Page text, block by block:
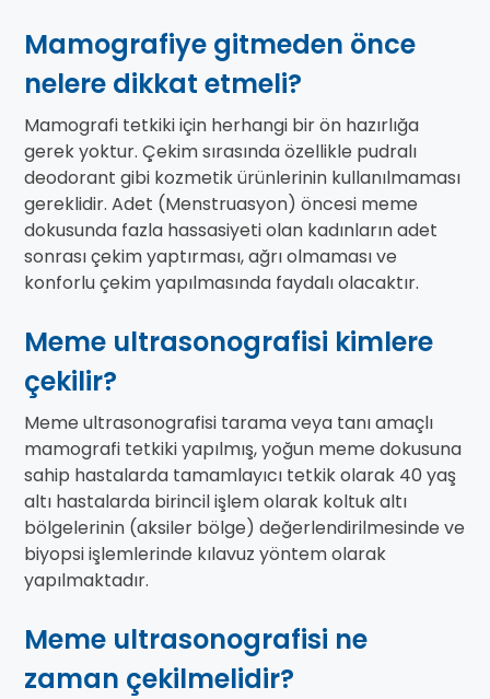
Mamografiye gitmeden önce
nelere dikkat etmeli?
Mamografi tetkiki için herhangi bir ön hazırlığa
gerek yoktur. Çekim sırasında özellikle pudralı
deodorant gibi kozmetik ürünlerinin kullanılmaması
gereklidir. Adet (Menstruasyon) öncesi meme
dokusunda fazla hassasiyeti olan kadınların adet
sonrası çekim yaptırması, ağrı olmaması ve
konforlu çekim yapılmasında faydalı olacaktır.
Meme ultrasonografisi kimlere
çekilir?
Meme ultrasonografisi tarama veya tanı amaçlı
mamografi tetkiki yapılmış, yoğun meme dokusuna
sahip hastalarda tamamlayıcı tetkik olarak 40 yaş
altı hastalarda birincil işlem olarak koltuk altı
bölgelerinin (aksiler bölge) değerlendirilmesinde ve
biyopsi işlemlerinde kılavuz yöntem olarak
yapılmaktadır.
Meme ultrasonografisi ne
zaman çekilmelidir?